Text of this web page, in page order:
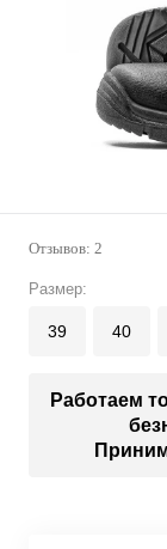
Отзывов: 2
Размер:
39 40
Работаем